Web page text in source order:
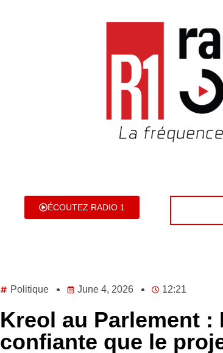
ÉCOUTEZ RADIO 1
Politique June 4, 2026 12:21
Kreol au Parlement :
confiante que le